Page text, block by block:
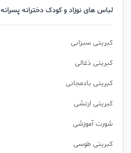
لباس های نوزاد و کودک دخترانه پسرانه
کبریتی سبزابی
کبریتی ذغالی
کبریتی بادمجانی
کبریتی ارتشی
شورت آموزشی
کبریتی طوسی